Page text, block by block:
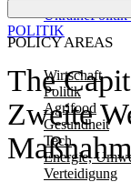
POLICY AREAS
Wirtschaft
Politik
Agrifood
Gesundheit
Tech
Energie,
Verteidigung
UkrainePolitik
The
Zweite
POLITIK